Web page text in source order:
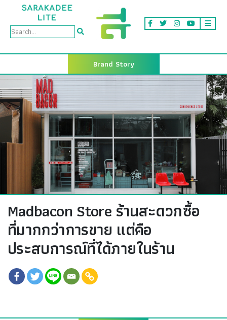
Brand Story
Madbacon Store ร้านสะดวกซื้อ
ที่มากกว่าการขาย แต่คือ
ประสบการณ์ที่ได้ภายในร้าน